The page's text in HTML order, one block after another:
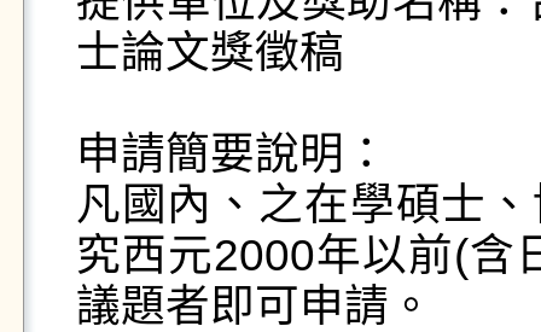
士論文獎徵稿
申請簡要說明：
凡國內、之在學碩士
究西元2000年以前(含
議題者即可申請。